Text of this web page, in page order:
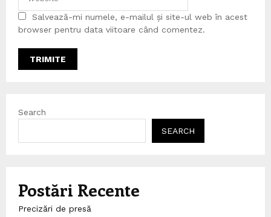
Salvează-mi numele, e-mailul și site-ul web în acest
browser pentru data viitoare când comentez.
Search
SEARCH
Postări Recente
Precizări de presă